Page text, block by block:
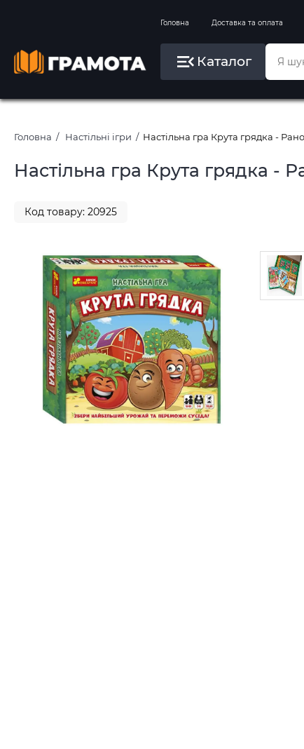
Головна Доставка та оплата
Каталог
Вправи на зимові канікули
Літо, пляж, плавання, басейни
Картини за номерами
Головна Настільні ігри Настільна гра Крута грядка -
Настільна гра Крута грядка -
Код товару: 20925